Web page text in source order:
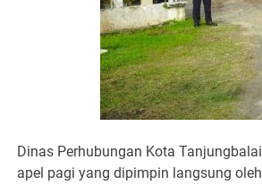
Dinas Perhubungan Kota
apel pagi yang dipimpin langsung